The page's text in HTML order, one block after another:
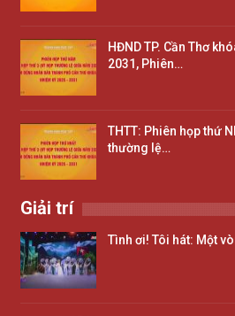
HĐND TP. Cần Thơ
2031, Phiên…
THTT: Phiên họp thứ
thường lệ…
Giải trí
Tình ơi! Tôi hát: Một